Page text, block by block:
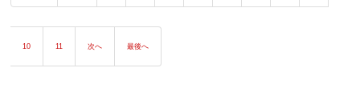
10 11 次へ 最後へ